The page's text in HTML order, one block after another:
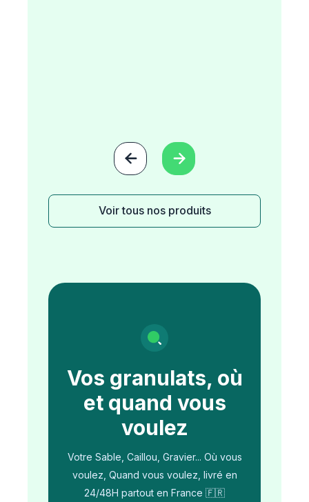
 
Voir tous nos produits
Vos granulats, où
et quand vous
voulez
Votre Sable, Caillou, Gravier... Où vous
voulez, Quand vous voulez, livré en
24/48H partout en France 🇫🇷